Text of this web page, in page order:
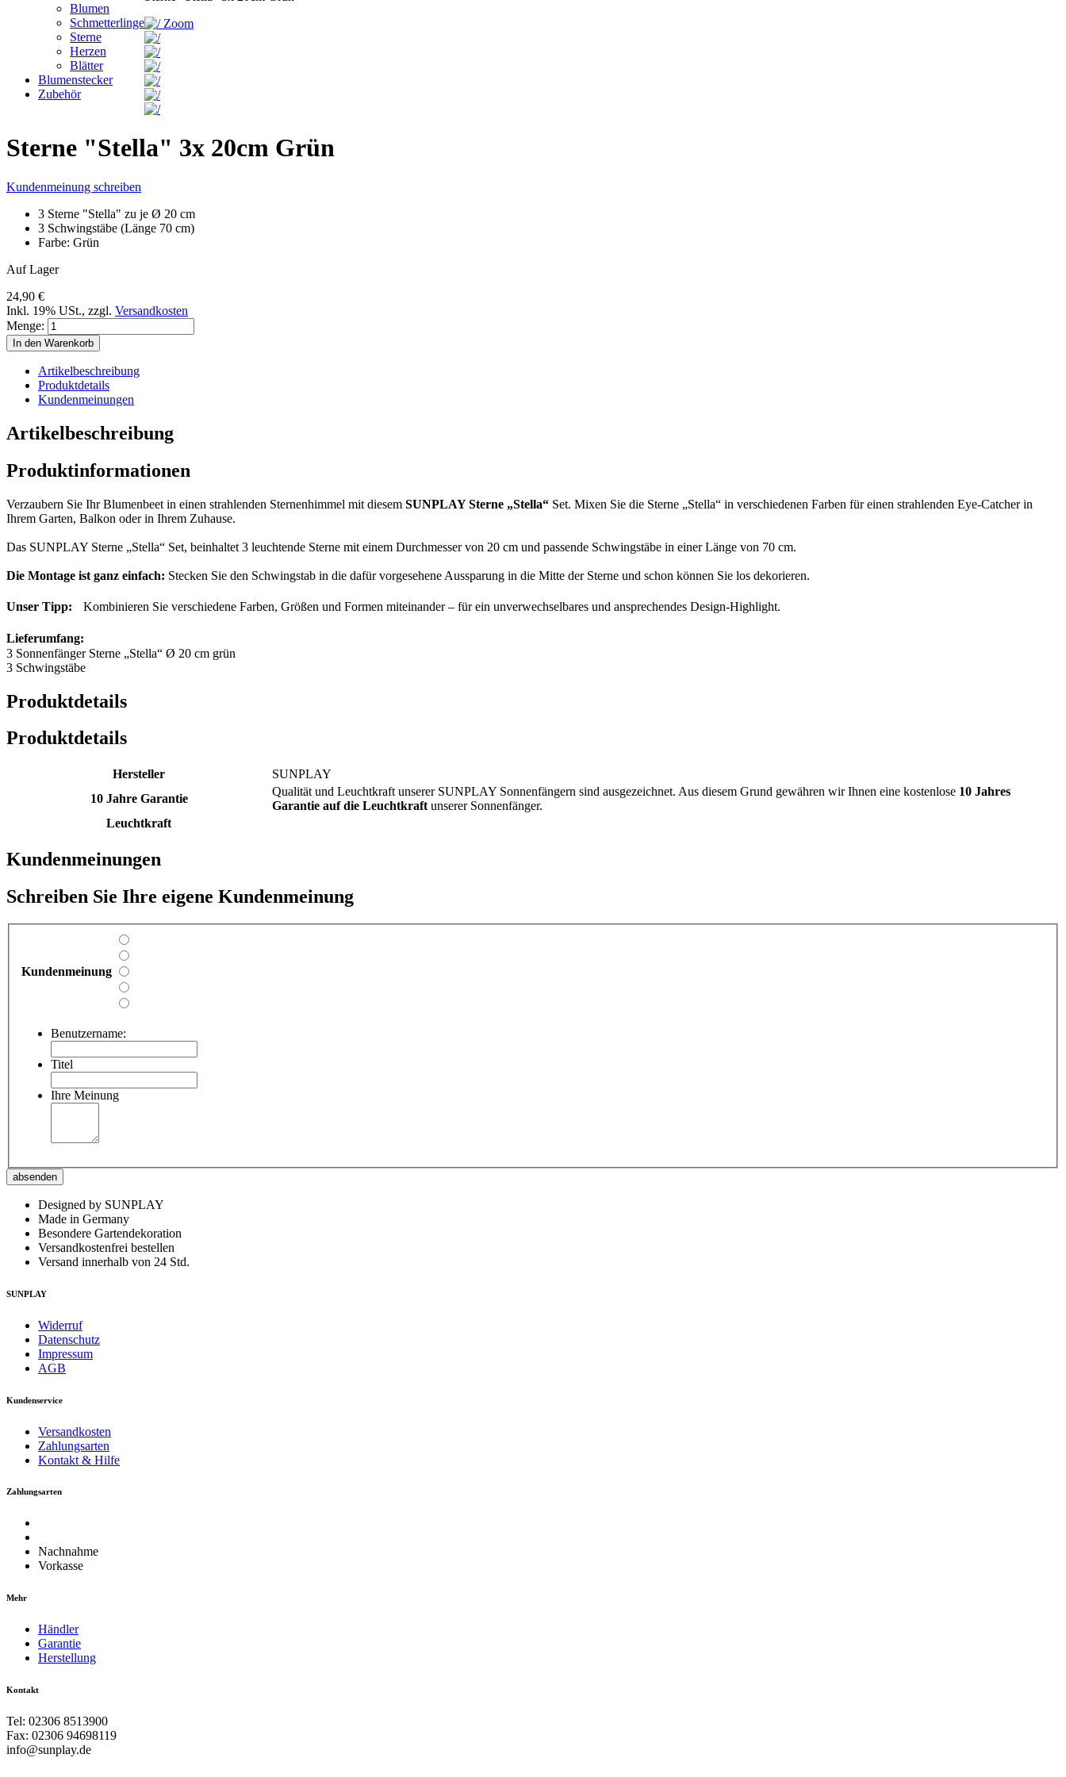
Blumen
Schmetterlinge
Sterne
Herzen
Blätter
Blumenstecker
Zubehör
Zoom
Sterne "Stella" 3x 20cm Grün
Kundenmeinung schreiben
3 Sterne "Stella" zu je Ø 20 cm
3 Schwingstäbe (Länge 70 cm)
Farbe: Grün
Auf Lager
24,90 €
Inkl. 19% USt., zzgl. Versandkosten
Menge:
In den Warenkorb
Artikelbeschreibung
Produktdetails
Kundenmeinungen
Artikelbeschreibung
Produktinformationen
Verzaubern Sie Ihr Blumenbeet in einen strahlenden Sternenhimmel mit diesem SUNPLAY Sterne „Stella“ Set. Mixen Sie die Sterne „Stella“ in verschiedenen Farben für einen strahlenden Eye-Catcher in
Ihrem Garten, Balkon oder in Ihrem Zuhause.
Das SUNPLAY Sterne „Stella“ Set, beinhaltet 3 leuchtende Sterne mit einem Durchmesser von 20 cm und passende Schwingstäbe in einer Länge von 70 cm.
Die Montage ist ganz einfach: Stecken Sie den Schwingstab in die dafür vorgesehene Aussparung in die Mitte der Sterne und schon können Sie los dekorieren.
Unser Tipp: Kombinieren Sie verschiedene Farben, Größen und Formen miteinander – für ein unverwechselbares und ansprechendes Design-Highlight.
Lieferumfang:
3 Sonnenfänger Sterne „Stella“ Ø 20 cm grün
3 Schwingstäbe
Produktdetails
Produktdetails
Hersteller
SUNPLAY
10 Jahre Garantie
Qualität und Leuchtkraft unserer SUNPLAY Sonnenfängern sind ausgezeichnet. Aus diesem Grund gewähren wir Ihnen eine kostenlose 10 Jahres
Garantie auf die Leuchtkraft unserer Sonnenfänger.
Leuchtkraft
Kundenmeinungen
Schreiben Sie Ihre eigene Kundenmeinung
Kundenmeinung
Benutzername:
Titel
Ihre Meinung
absenden
Designed by SUNPLAY
Made in Germany
Besondere Gartendekoration
Versandkostenfrei bestellen
Versand innerhalb von 24 Std.
SUNPLAY
Widerruf
Datenschutz
Impressum
AGB
Kundenservice
Versandkosten
Zahlungsarten
Kontakt & Hilfe
Zahlungsarten
Nachnahme
Vorkasse
Mehr
Händler
Garantie
Herstellung
Kontakt
Tel: 02306 8513900
Fax: 02306 94698119
info@sunplay.de